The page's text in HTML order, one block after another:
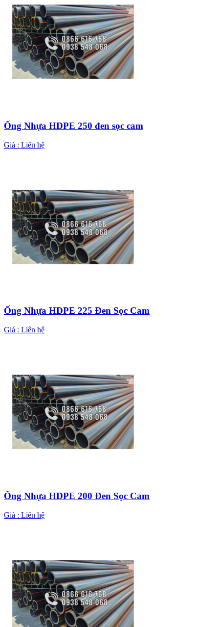
Ống Nhựa HDPE 250 đen sọc cam
Giá : Liên hệ
Ống Nhựa HDPE 225 Đen Sọc Cam
Giá : Liên hệ
Ống Nhựa HDPE 200 Đen Sọc Cam
Giá : Liên hệ